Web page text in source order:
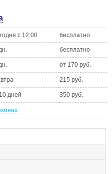
с 12:00 бесплатно
бесплатно
от 170 руб.
215 руб.
дней 350 руб.